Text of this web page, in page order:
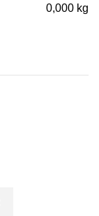
0,000 kg